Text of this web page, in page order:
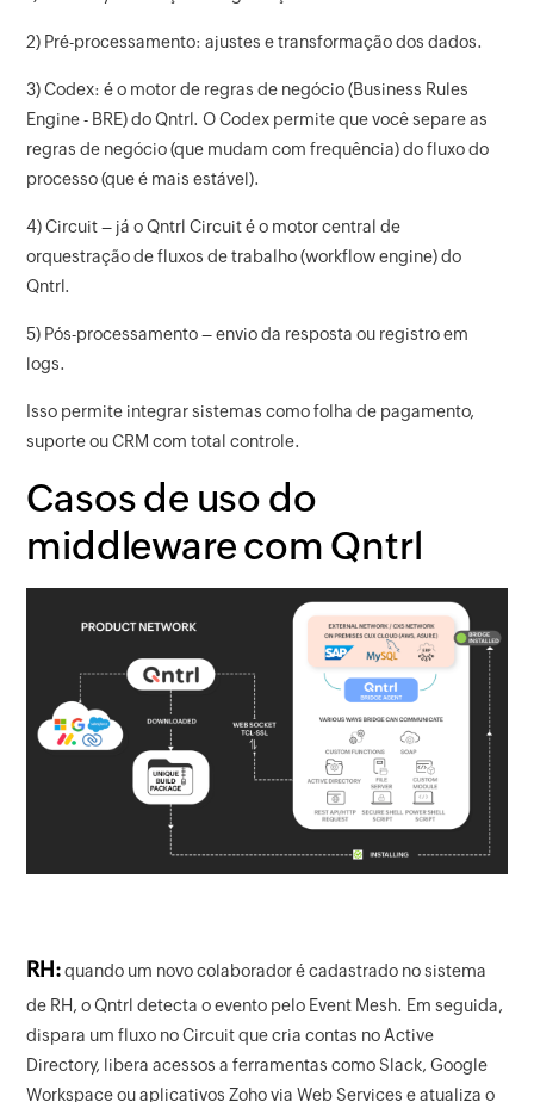
2) Pré-processamento: ajustes e transformação dos dados.
3) Codex: é o motor de regras de negócio (Business Rules
Engine - BRE) do Qntrl. O Codex permite que você separe as
regras de negócio (que mudam com frequência) do fluxo do
processo (que é mais estável).
4) Circuit – já o Qntrl Circuit é o motor central de
orquestração de fluxos de trabalho (workflow engine) do
Qntrl.
5) Pós-processamento – envio da resposta ou registro em
logs.
Isso permite integrar sistemas como folha de pagamento,
suporte ou CRM com total controle.
Casos de uso do
middleware com Qntrl
RH:quando um novo colaborador é cadastrado no sistema
de RH, o Qntrl detecta o evento pelo Event Mesh. Em seguida,
dispara um fluxo no Circuit que cria contas no Active
Directory, libera acessos a ferramentas como Slack, Google
Workspace ou aplicativos Zoho via Web Services e atualiza o